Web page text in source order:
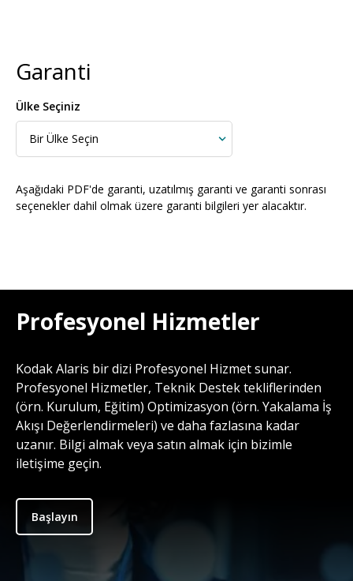
Garanti
Ülke Seçiniz
Aşağıdaki PDF'de garanti, uzatılmış garanti ve garanti sonrası
seçenekler dahil olmak üzere garanti bilgileri yer alacaktır.
Profesyonel Hizmetler
Kodak Alaris bir dizi Profesyonel Hizmet sunar.
Profesyonel Hizmetler, Teknik Destek tekliflerinden
(örn. Kurulum, Eğitim) Optimizasyon (örn. Yakalama İş
Akışı Değerlendirmeleri) ve daha fazlasına kadar
uzanır. Bilgi almak veya satın almak için bizimle
iletişime geçin.
Başlayın